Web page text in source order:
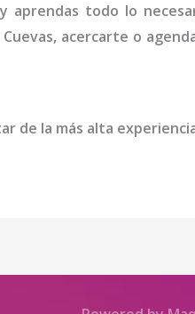
aprendas todo lo
, acercarte o
de la más alta